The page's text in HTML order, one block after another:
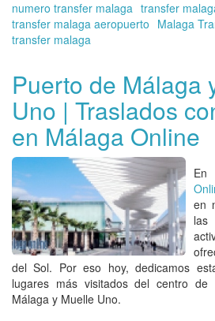
numero transfer malaga transfer
transfer malaga aeropuerto Malaga
transfer malaga
Puerto de Málaga
Uno | Traslados
en Málaga Online
En
en
del Sol. Por eso hoy, dedicamos
lugares más visitados del centro
Málaga y Muelle Uno.